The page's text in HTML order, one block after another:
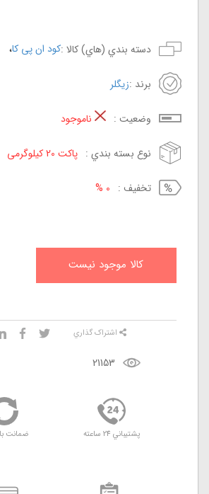
دسته بندي (هاي) کالا :کود ان پی کا،
برند :زیگلر
وضعيت : ناموجود
نوع بسته بندي : پاکت 20 کیلوگرمی
تخفيف : 0 %
کالا موجود نيست
21153
اشتراک گذاري
پشتيباني 24 ساعته ضمانت